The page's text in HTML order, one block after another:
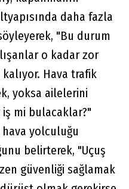
daha fazla
"Bu durum
o kadar zor
Hava trafik
yoksa ailelerini
mi bulacaklar?"
yolculuğu
belirterek, "Uçuş
güvenliği sağlamak